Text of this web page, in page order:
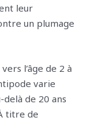
leur
un plumage
l’âge de 2 à
varie
delà de 20 ans
titre de